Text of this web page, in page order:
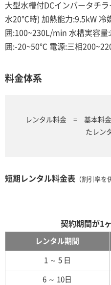
大型水槽付DCインバータチ
水20℃時) 加熱能力:9.5kW 冷
囲:100~230L/min 水槽実容量
囲:-20~50℃ 電源:三相
料金体系
レンタル料金 = 基本料
たレン
短期レンタル料金表 （割引率を
契約期間が1
レンタル期間
1 ～ 5 日
6 ～ 10日